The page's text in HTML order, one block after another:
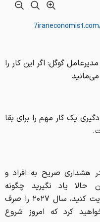
گوگل: اگر این کار را
یک کار مهم را برای بقا
هشداری صریح به افراد و
حالا یاد نگیرید چگونه
ایجنت‌های هوش مصنوعی را مدیریت کنید، سال ۲۰۲۷ را صرف
کرد که امروز شروع